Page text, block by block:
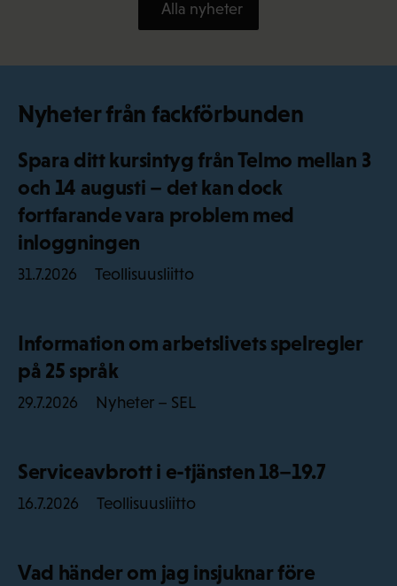
Alla nyheter
Nyheter från fackförbunden
Spara ditt kursintyg från Telmo mellan 3
och 14 augusti – det kan dock
fortfarande vara problem med
inloggningen
31.7.2026 Teollisuusliitto
Information om arbetslivets spelregler
på 25 språk
29.7.2026 Nyheter – SEL
Serviceavbrott i e-tjänsten 18–19.7
16.7.2026 Teollisuusliitto
Vad händer om jag insjuknar före